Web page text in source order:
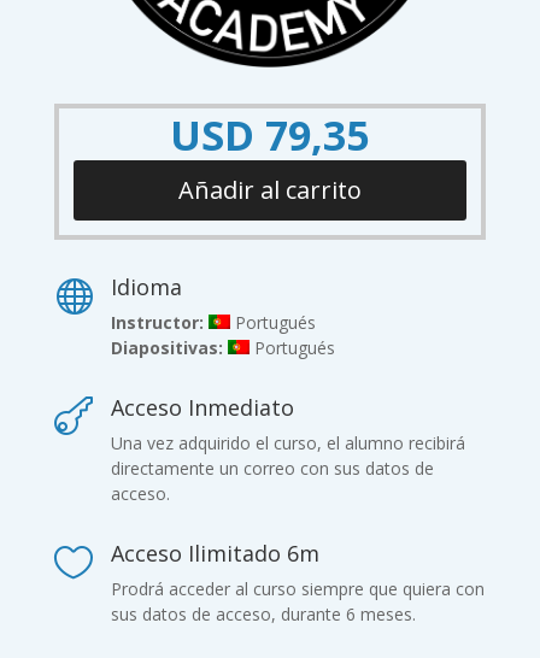
USD 79,35
Añadir al carrito
 Idioma
Instructor:
Portugués
Diapositivas:
Portugués
 Acceso Inmediato
Una vez adquirido el curso, el alumno recibirá
directamente un correo con sus datos de
acceso.
 Acceso Ilimitado 6m
Prodrá acceder al curso siempre que quiera con
sus datos de acceso, durante 6 meses.